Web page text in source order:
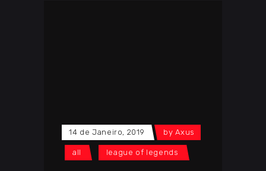
14 de Janeiro, 2019 byAxus
all league of legends